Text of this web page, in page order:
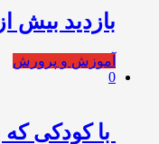
بازدید بیش از 30 هزار مدرسه از سوی ستادهای نظارتی ثبت‌نام
آموزش و پرورش
0
با کود‌کی